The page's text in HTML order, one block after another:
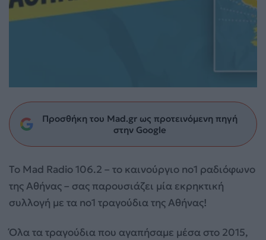
Προσθήκη του Mad.gr ως προτεινόμενη πηγή
στην Google
Το Mad Radio 106.2 – το καινούργιο no1 ραδιόφωνο
της Αθήνας – σας παρουσιάζει μία εκρηκτική
συλλογή με τα no1 τραγούδια της Αθήνας!
Όλα τα τραγούδια που αγαπήσαμε μέσα στο 2015,